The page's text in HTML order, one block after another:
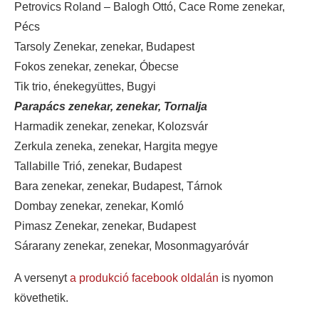
Petrovics Roland – Balogh Ottó, Cace Rome zenekar,
Pécs
Tarsoly Zenekar, zenekar, Budapest
Fokos zenekar, zenekar, Óbecse
Tik trio, énekegyüttes, Bugyi
Parapács zenekar, zenekar, Tornalja
Harmadik zenekar, zenekar, Kolozsvár
Zerkula zeneka, zenekar, Hargita megye
Tallabille Trió, zenekar, Budapest
Bara zenekar, zenekar, Budapest, Tárnok
Dombay zenekar, zenekar, Komló
Pimasz Zenekar, zenekar, Budapest
Sárarany zenekar, zenekar, Mosonmagyaróvár
A versenyta produkció facebook oldalán is nyomon
követhetik.